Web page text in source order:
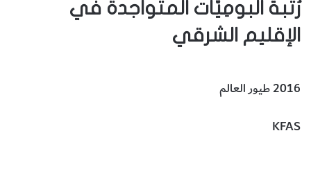
رُتبة البومِيّات المتواجدة في
الإقليم الشرقي
2016 طيور العالم
KFAS